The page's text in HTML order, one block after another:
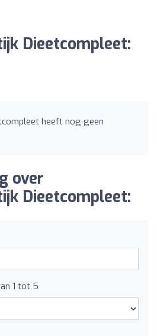
Dieetcompleet:
heeft nog geen
over
Dieetcompleet:
1 tot 5